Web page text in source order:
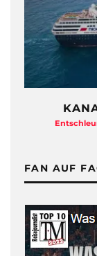
FAN AUF